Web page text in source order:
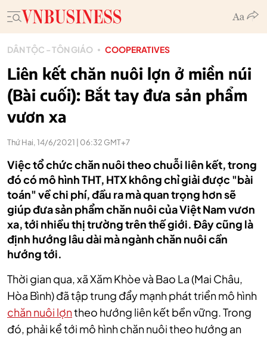
DÂN TỘC - TÔN GIÁO COOPERATIVES
Liên kết chăn nuôi lợn ở miền núi
(Bài cuối): Bắt tay đưa sản phẩm
vươn xa
Thứ Hai, 14/6/2021 | 06:32 GMT+7
Việc tổ chức chăn nuôi theo chuỗi liên kết, trong
đó có mô hình THT, HTX không chỉ giải được "bài
toán" về chi phí, đầu ra mà quan trọng hơn sẽ
giúp đưa sản phẩm chăn nuôi của Việt Nam vươn
xa, tới nhiều thị trường trên thế giới. Đây cũng là
định hướng lâu dài mà ngành chăn nuôi cần
hướng tới.
Thời gian qua, xã Xăm Khòe và Bao La (Mai Châu,
Hòa Bình) đã tập trung đẩy mạnh phát triển mô hình
chăn nuôi lợntheo hướng liên kết bền vững. Trong
đó, phải kể tới mô hình chăn nuôi theo hướng an